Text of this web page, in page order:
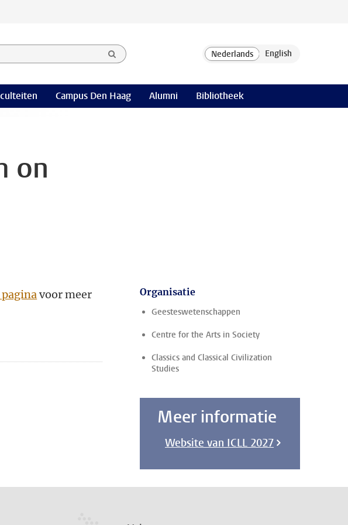
Campus Den Haag Alumni Bibliotheek
on
voor meer
Organisatie
Geesteswetenschappen
Centre for the Arts in Society
Classics and Classical Civilization
Studies
Meer informatie
Website van ICLL 2027